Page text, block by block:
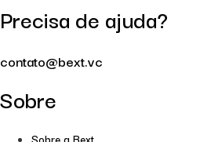
Precisa de ajuda?
contato@bext.vc
Sobre